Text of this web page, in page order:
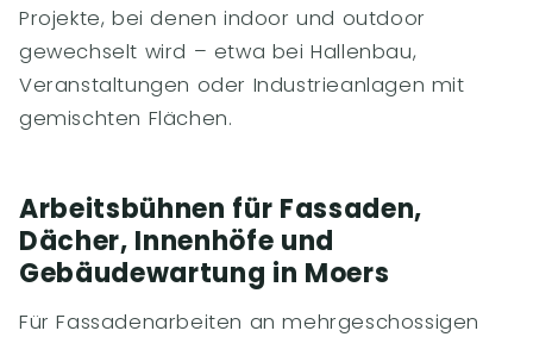
Projekte, bei denen indoor und outdoor
gewechselt wird – etwa bei Hallenbau,
Veranstaltungen oder Industrieanlagen mit
gemischten Flächen.
Arbeitsbühnen für Fassaden,
Dächer, Innenhöfe und
Gebäudewartung in Moers
Für Fassadenarbeiten an mehrgeschossigen